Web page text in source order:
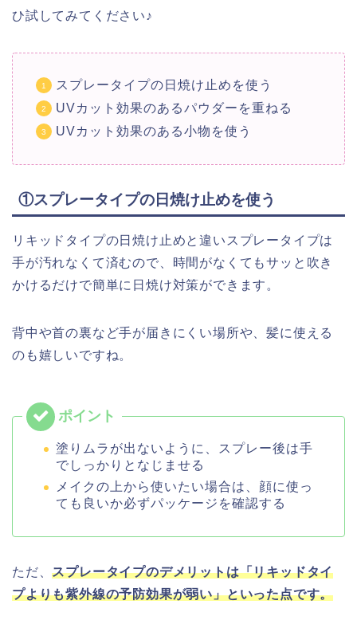
ひ試してみてください♪
スプレータイプの日焼け止めを使う
UVカット効果のあるパウダーを重ねる
UVカット効果のある小物を使う
①スプレータイプの日焼け止めを使う
リキッドタイプの日焼け止めと違いスプレータイプは
手が汚れなくて済むので、時間がなくてもサッと吹き
かけるだけで簡単に日焼け対策ができます。
背中や首の裏など手が届きにくい場所や、髪に使える
のも嬉しいですね。
塗りムラが出ないように、スプレー後は手
でしっかりとなじませる
メイクの上から使いたい場合は、顔に使っ
ても良いか必ずパッケージを確認する
ただ、スプレータイプのデメリットは「リキッドタイ
プよりも紫外線の予防効果が弱い」といった点です。